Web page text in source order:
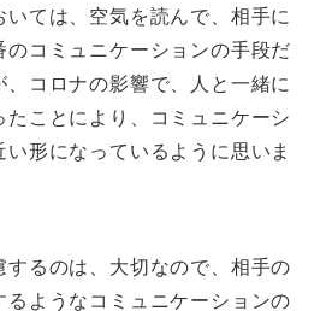
いては、空気を読んで、相手に
のコミュニケーションの手段だ
、コロナの影響で、人と一緒に
たことにより、コミュニケーシ
い形になっているように思いま
するのは、大切なので、相手の
ようなコミュニケーションの